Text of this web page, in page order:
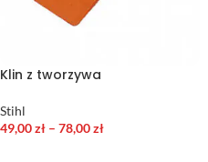
Klin z tworzywa
Stihl
49,00zł – 78,00zł